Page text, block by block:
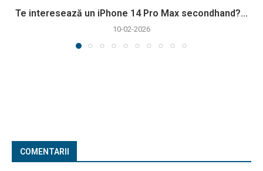
Te interesează un iPhone 14 Pro Max secondhand?...
10-02-2026
COMENTARII